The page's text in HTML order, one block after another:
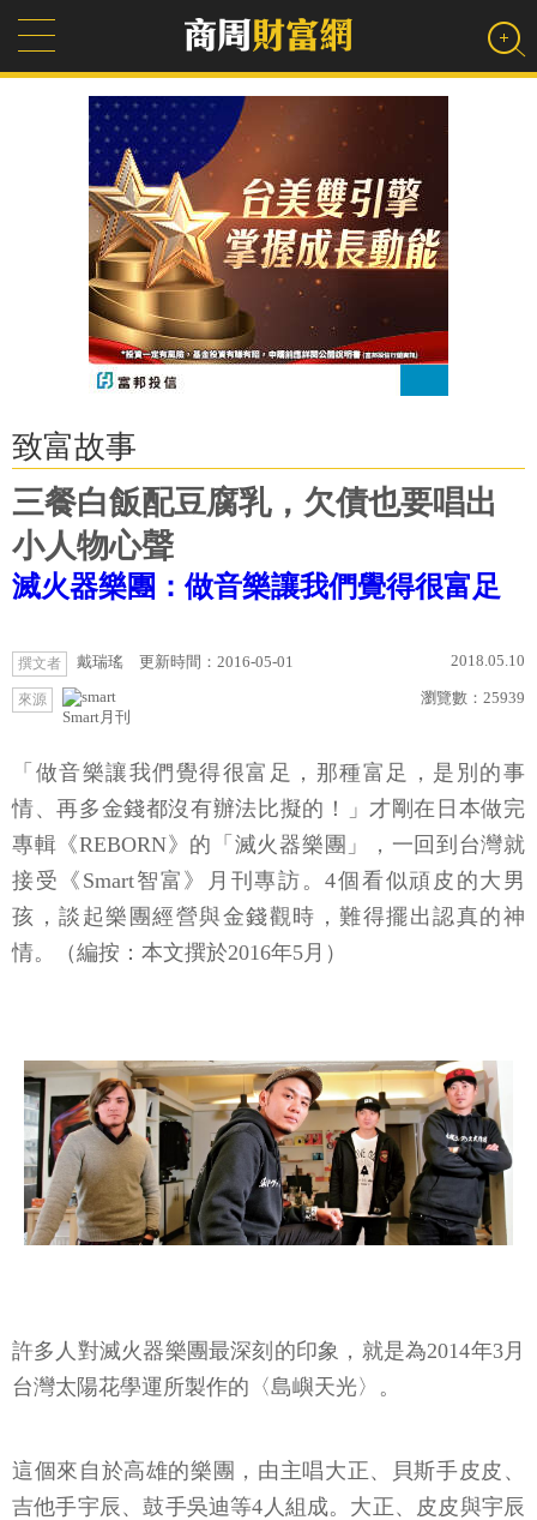
致富故事
三餐白飯配豆腐乳，欠債也要唱出
小人物心聲
滅火器樂團：做音樂讓我們覺得很富足
撰文者 戴瑞瑤 更新時間：2016-05-01 2018.05.10
來源
Smart月刊
瀏覽數： 25939
「做音樂讓我們覺得很富足，那種富足，是別的事
情、再多金錢都沒有辦法比擬的！」才剛在日本做完
專輯《REBORN》的「滅火器樂團」，一回到台灣就
接受《Smart智富》月刊專訪。4個看似頑皮的大男
孩，談起樂團經營與金錢觀時，難得擺出認真的神
情。（編按：本文撰於2016年5月）
許多人對滅火器樂團最深刻的印象，就是為2014年3月
台灣太陽花學運所製作的〈島嶼天光〉。
這個來自於高雄的樂團，由主唱大正、貝斯手皮皮、
吉他手宇辰、鼓手吳迪等4人組成。大正、皮皮與宇辰